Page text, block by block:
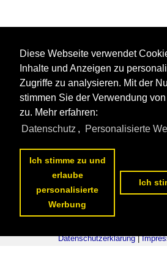
Datenschutzerklärung|
Diese Webseite verwendet
Inhalte und Anzeigen zu
Zugriffe zu analysieren. Mit der
stimmen Sie der Verwendung
zu. Mehr erfahren:
Datenschutz , Personalisierte
Ich stimme zu und
erlaube
personalisierte
Werbung
Ich